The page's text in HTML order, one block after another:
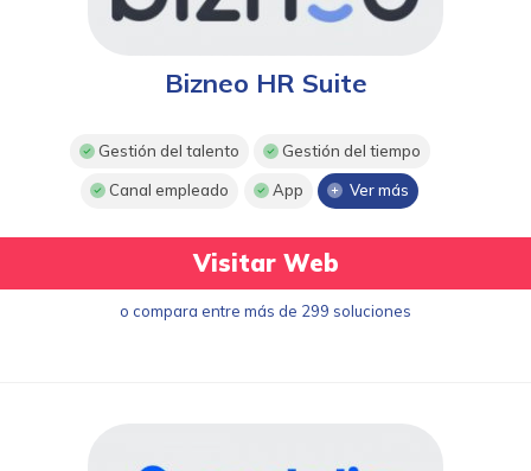
Bizneo HR Suite
Gestión del talento Gestión del tiempo
Canal empleado App Ver más
Visitar Web
o compara entre más de 299 soluciones